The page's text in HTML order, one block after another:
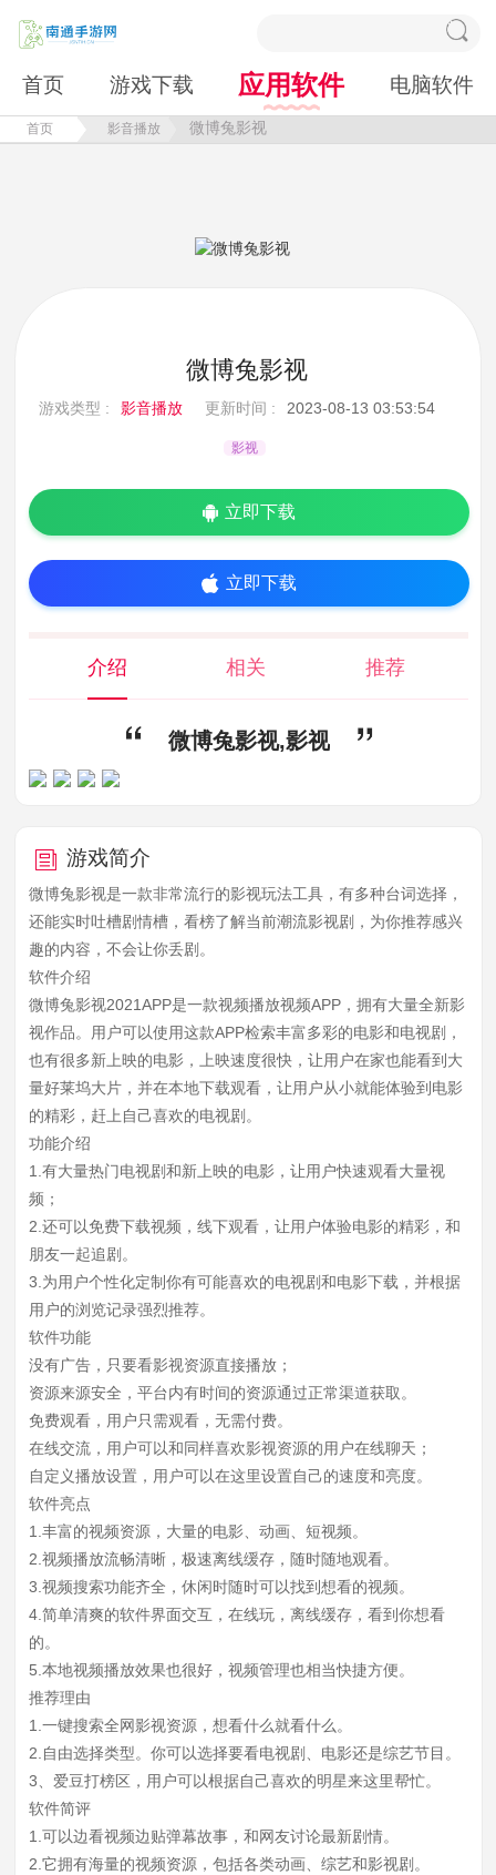
首页 游戏下载 应用软件 电脑软件
首页 影音播放 微博兔影视
微博兔影视
游戏类型 : 影音播放 更新时间 : 2023-08-13 03:53:54
影视
立即下载
立即下载
介绍 相关 推荐
微博兔影视,影视
游戏简介
微博兔影视是一款非常流行的影视玩法工具，有多种台词选择，
还能实时吐槽剧情槽，看榜了解当前潮流影视剧，为你推荐感兴
趣的内容，不会让你丢剧。
软件介绍
微博兔影视2021APP是一款视频播放视频APP，拥有大量全新影
视作品。用户可以使用这款APP检索丰富多彩的电影和电视剧，
也有很多新上映的电影，上映速度很快，让用户在家也能看到大
量好莱坞大片，并在本地下载观看，让用户从小就能体验到电影
的精彩，赶上自己喜欢的电视剧。
功能介绍
1.有大量热门电视剧和新上映的电影，让用户快速观看大量视
频；
2.还可以免费下载视频，线下观看，让用户体验电影的精彩，和
朋友一起追剧。
3.为用户个性化定制你有可能喜欢的电视剧和电影下载，并根据
用户的浏览记录强烈推荐。
软件功能
没有广告，只要看影视资源直接播放；
资源来源安全，平台内有时间的资源通过正常渠道获取。
免费观看，用户只需观看，无需付费。
在线交流，用户可以和同样喜欢影视资源的用户在线聊天；
自定义播放设置，用户可以在这里设置自己的速度和亮度。
软件亮点
1.丰富的视频资源，大量的电影、动画、短视频。
2.视频播放流畅清晰，极速离线缓存，随时随地观看。
3.视频搜索功能齐全，休闲时随时可以找到想看的视频。
4.简单清爽的软件界面交互，在线玩，离线缓存，看到你想看
的。
5.本地视频播放效果也很好，视频管理也相当快捷方便。
推荐理由
1.一键搜索全网影视资源，想看什么就看什么。
2.自由选择类型。你可以选择要看电视剧、电影还是综艺节目。
3、爱豆打榜区，用户可以根据自己喜欢的明星来这里帮忙。
软件简评
1.可以边看视频边贴弹幕故事，和网友讨论最新剧情。
2.它拥有海量的视频资源，包括各类动画、综艺和影视剧。